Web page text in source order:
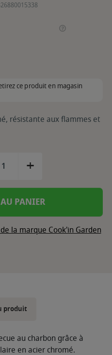
ce produit en magasin
résistante aux flammes et
+
PANIER
la marque Cook'in Garden
produit
au charbon grâce à
en acier chromé.